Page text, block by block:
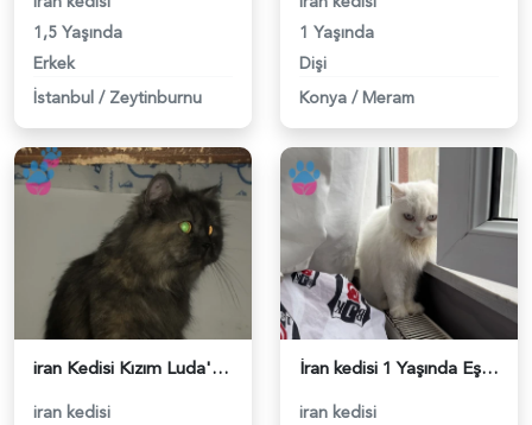
1,5 Yaşında
Erkek
İstanbul / Zeytinburnu
1 Yaşında
Dişi
Konya / Meram
iran Kedisi Kızım Luda'ya Eş Arıyorum - 118984081
iran kedisi
İran kedisi 1 Yaşında Eş Arıyor - 118984014
iran kedisi